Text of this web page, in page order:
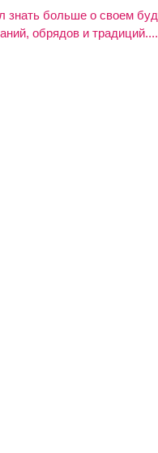
знать больше о своем
обрядов и традиций....